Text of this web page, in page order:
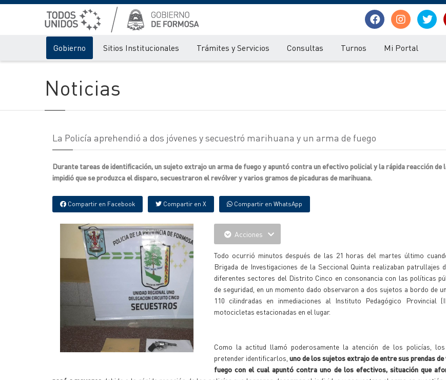
Gobierno Sitios Institucionales Trámites y Servicios Consultas Turnos Mi Portal
Noticias
La Policía aprehendió a dos jóvenes y secuestró marihuana y un arma de fuego
Durante tareas de identificación, un sujeto extrajo un arma de fuego y apuntó contra un efectivo policial y la rápida reacción de
impidió que se produzca el disparo, secuestraron el revólver y varios gramos de picaduras de marihuana.
Compartir en Facebook Compartir en X Compartir en WhatsApp
Acciones
Todo ocurrió minutos después de las 21 horas del martes último
Brigada de Investigaciones de la Seccional Quinta realizaban patrullajes
diferentes sectores del Distrito Cinco en consonancia con las políticas
de seguridad, en un momento dado observaron a dos sujetos a bordo de
110 cilindradas en inmediaciones al Instituto Pedagógico Provincial
motocicletas estacionadas en el lugar.
Como la actitud llamó poderosamente la atención de los policías,
pretender identificarlos, uno de los sujetos extrajo de entre sus prendas
fuego con el cual apuntó contra uno de los efectivos, situación que